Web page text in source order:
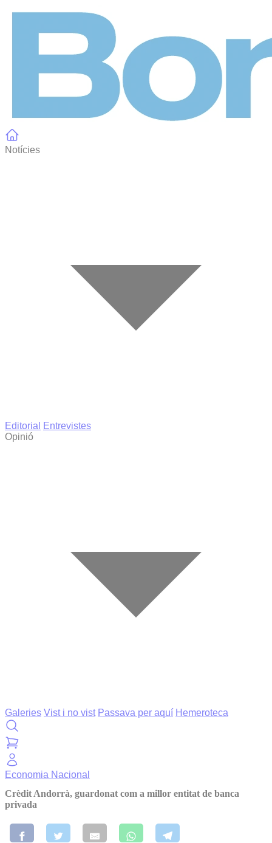
Notícies
Editorial
Entrevistes
Opinió
Galeries Vist i no vist Passava per aquí Hemeroteca
Economia Nacional
Crèdit Andorrà, guardonat com a millor entitat de banca
privada